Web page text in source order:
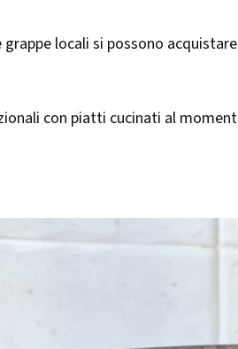
locali si possono
con piatti cucinati al